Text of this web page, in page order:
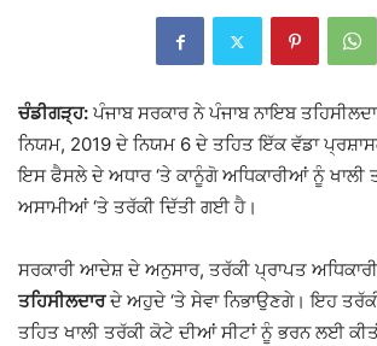
ਚੰਡੀਗੜ੍ਹ: ਪੰਜਾਬ ਸਰਕਾਰ ਨੇ ਪੰਜਾਬ ਨਾਇਬ
ਨਿਯਮ, 2019 ਦੇ ਨਿਯਮ 6 ਦੇ ਤਹਿਤ ਇੱਕ ਵੱਡਾ
ਇਸ ਫੈਸਲੇ ਦੇ ਅਧਾਰ ‘ਤੇ ਕਾਨੂੰਗੋ ਅਧਿਕਾਰੀਆਂ ਨੂੰ ਖਾਲੀ
ਅਸਾਮੀਆਂ ‘ਤੇ ਤਰੱਕੀ ਦਿੱਤੀ ਗਈ ਹੈ।
ਸਰਕਾਰੀ ਆਦੇਸ਼ ਦੇ ਅਨੁਸਾਰ, ਤਰੱਕੀ ਪ੍ਰਾਪਤ
ਤਹਿਸੀਲਦਾਰਦੇ ਅਹੁਦੇ ‘ਤੇ ਸੇਵਾ ਨਿਭਾਉਣਗੇ। ਇਹ
ਤਹਿਤ ਖਾਲੀ ਤਰੱਕੀ ਕੋਟੇ ਦੀਆਂ ਸੀਟਾਂ ਨੂੰ ਭਰਨ ਲਈ